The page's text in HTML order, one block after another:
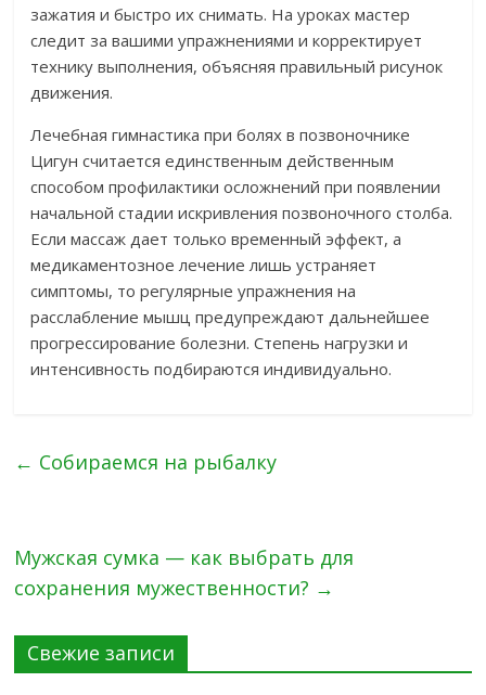
зажатия и быстро их снимать. На уроках мастер
следит за вашими упражнениями и корректирует
технику выполнения, объясняя правильный рисунок
движения.
Лечебная гимнастика при болях в позвоночнике
Цигун считается единственным действенным
способом профилактики осложнений при появлении
начальной стадии искривления позвоночного столба.
Если массаж дает только временный эффект, а
медикаментозное лечение лишь устраняет
симптомы, то регулярные упражнения на
расслабление мышц предупреждают дальнейшее
прогрессирование болезни. Степень нагрузки и
интенсивность подбираются индивидуально.
← Собираемся на рыбалку
Мужская сумка — как выбрать для
сохранения мужественности? →
Свежие записи